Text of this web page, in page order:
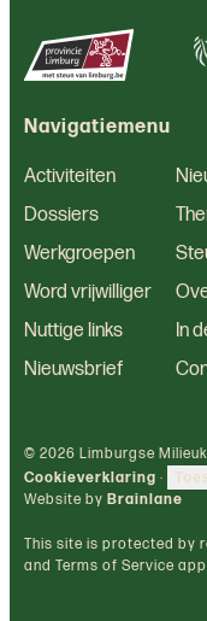
Navigatiemenu
Activiteiten
Dossiers
Werkgroepen
Word vrijwilliger
Nuttige links
In
Nieuwsbrief
© 2026 Limburgse
Cookieverklaring ·
Website by Brainlane
This site is protected by
and Terms of Service